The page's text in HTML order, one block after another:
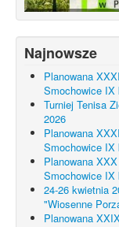
Najnowsze
Planowana
Smochowice IX
Turniej Tenisa
2026
Planowana
Smochowice IX
Planowana
Smochowice IX
24-26 kwietnia
"Wiosenne
Planowana